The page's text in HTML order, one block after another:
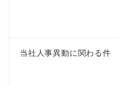
当社人事異動に関わる件